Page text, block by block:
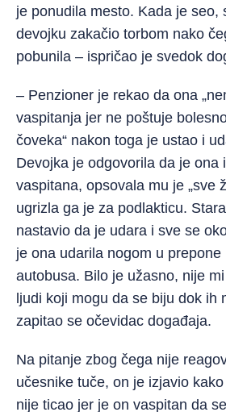
je ponudila mesto. Kada je seo,
devojku zakačio torbom nako
pobunila – ispričao je svedok
– Penzioner je rekao da ona
vaspitanja jer ne poštuje
čoveka“ nakon toga je ustao i
Devojka je odgovorila da je ona
vaspitana, opsovala mu je „sve
ugrizla ga je za podlakticu.
nastavio da je udara i sve se
je ona udarila nogom u prepone
autobusa. Bilo je užasno, nije
ljudi koji mogu da se biju dok ih
zapitao se očevidac događaja.
Na pitanje zbog čega nije
učesnike tuče, on je izjavio
nije ticao jer je on vaspitan da